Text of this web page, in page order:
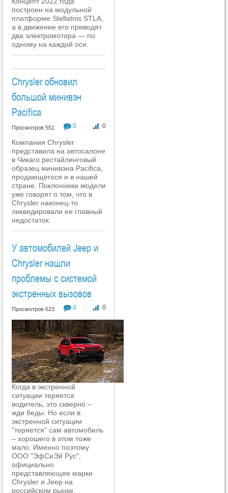
построен на модульной
платформе Stellatnis STLA,
а в движение его приводят
два электромотора — по
одному на каждой оси.
Chrysler обновил
большой минивэн
Pacifica
0 | 0
Просмотров 551
Компания Chrysler
представила на автосалоне
в Чикаго рестайлинговый
образец минивэна Pacifica,
продающегося и в нашей
стране. Поклонники модели
уже говорят о том, что в
Chrysler наконец-то
ликвидировали ее главный
недостаток.
У автомобилей Jeep и
Chrysler нашли
проблемы с системой
экстренных вызовов
0 | 0
Просмотров 623
Когда в экстренной
ситуации теряется
водитель, это скверно –
жди беды. Но если в
экстренной ситуации
"теряется" сам автомобиль
– хорошего в этом тоже
мало. Именно поэтому
ООО "ЭфСиЭй Рус",
официально
представляющее марки
Chrysler и Jeep на
российском рынке,